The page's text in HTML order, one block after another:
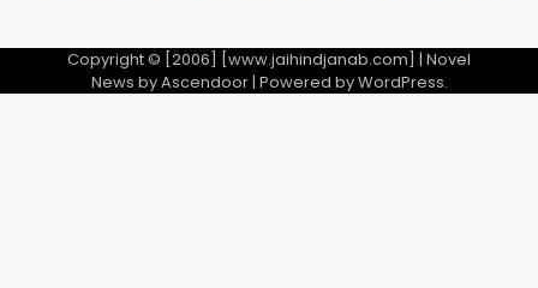
Copyright © [2006] [www.jaihindjanab.com] | Novel
News byAscendoor| Powered byWordPress.